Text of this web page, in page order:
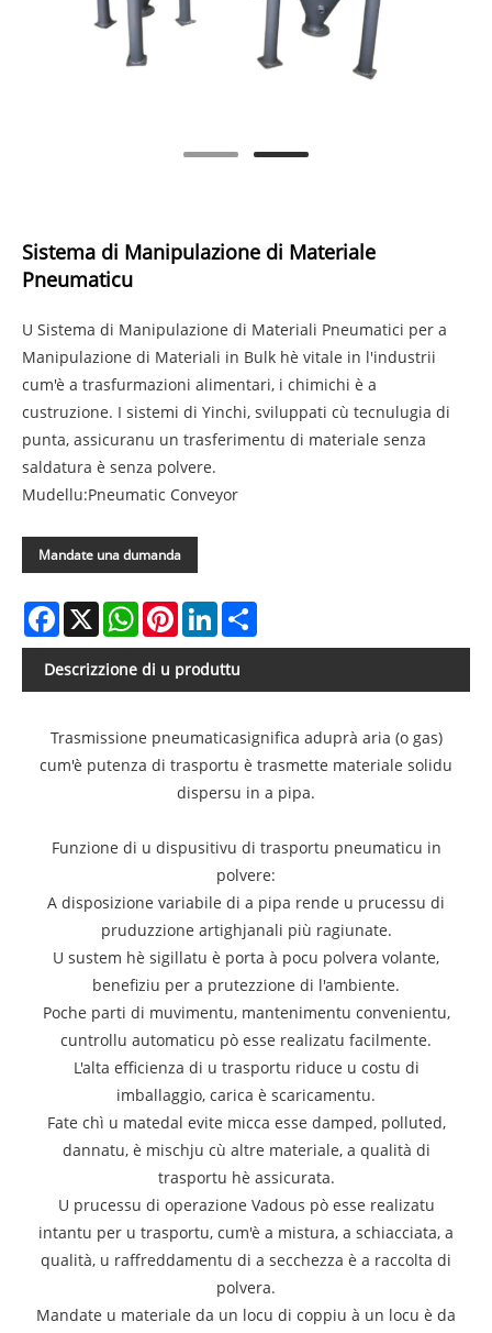
Sistema di Manipulazione di Materiale
Pneumaticu
U Sistema di Manipulazione di Materiali Pneumatici per a
Manipulazione di Materiali in Bulk hè vitale in l'industrii
cum'è a trasfurmazioni alimentari, i chimichi è a
custruzione. I sistemi di Yinchi, sviluppati cù tecnulugia di
punta, assicuranu un trasferimentu di materiale senza
saldatura è senza polvere.
Mudellu:Pneumatic Conveyor
Mandate una dumanda
Facebook
X WhatsAppPinterestLinkedIn
Descrizzione di u produttu
Trasmissione pneumaticasignifica aduprà aria (o gas)
cum'è putenza di trasportu è trasmette materiale solidu
dispersu in a pipa.
Funzione di u dispusitivu di trasportu pneumaticu in
polvere:
A disposizione variabile di a pipa rende u prucessu di
pruduzzione artighjanali più ragiunate.
U sustem hè sigillatu è porta à pocu polvera volante,
benefiziu per a prutezzione di l'ambiente.
Poche parti di muvimentu, mantenimentu convenientu,
cuntrollu automaticu pò esse realizatu facilmente.
L'alta efficienza di u trasportu riduce u costu di
imballaggio, carica è scaricamentu.
Fate chì u matedal evite micca esse damped, polluted,
dannatu, è mischju cù altre materiale, a qualità di
trasportu hè assicurata.
U prucessu di operazione Vadous pò esse realizatu
intantu per u trasportu, cum'è a mistura, a schiacciata, a
qualità, u raffreddamentu di a secchezza è a raccolta di
polvera.
Mandate u materiale da un locu di coppiu à un locu è da